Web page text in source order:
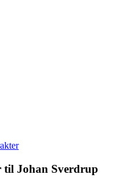
til Johan Sverdrup